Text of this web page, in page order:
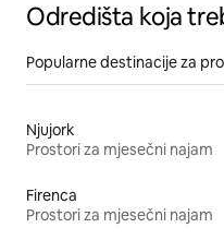
Odredišta koja
Popularne destinacije za
Njujork
Prostori za mjesečni najam
Firenca
Prostori za mjesečni najam